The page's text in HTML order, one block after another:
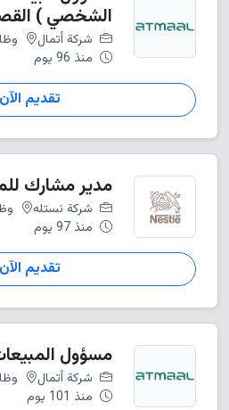
الشخصي )
شركة أتمال
منذ 96 يوم
تقديم الآن
مدير مشارك
شركة نستله
منذ 97 يوم
تقديم الآن
مسؤول
شركة أتمال
منذ 101 يوم